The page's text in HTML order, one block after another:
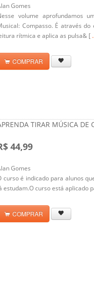
Gomes
volume aprofundamos
Compasso. É através
rítmica e aplica as pulsa& [
COMPRAR
TIRAR MÚSICA DE
44,99
Gomes
curso é indicado para alunos
estudam.O curso está aplicado
COMPRAR